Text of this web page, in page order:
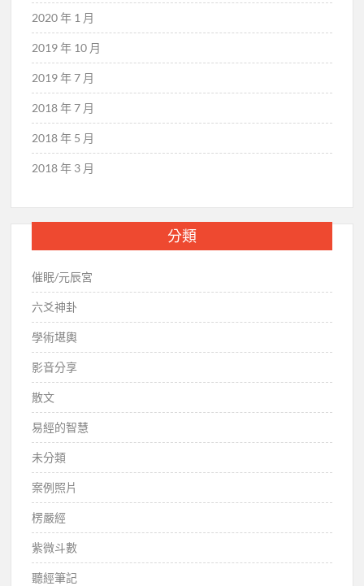
2020 年 1 月
2019 年 10 月
2019 年 7 月
2018 年 7 月
2018 年 5 月
2018 年 3 月
分類
催眠/元辰宮
六爻神卦
學術堪輿
影音分享
散文
易經的智慧
未分類
案例照片
楞嚴經
紫微斗數
聽經筆記